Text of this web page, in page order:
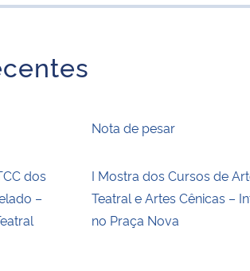
Nota de pesar
dos
–
I Mostra dos Cursos de
Teatral e Artes Cênicas –
no Praça Nova